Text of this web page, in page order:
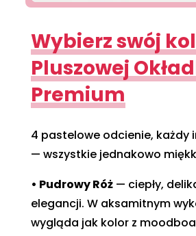
Wybierz swój
Pluszowej
Premium
4 pastelowe odcienie, każdy
— wszystkie jednakowo
• Pudrowy Róż— ciepły,
elegancji. W aksamitnym
wygląda jak kolor z